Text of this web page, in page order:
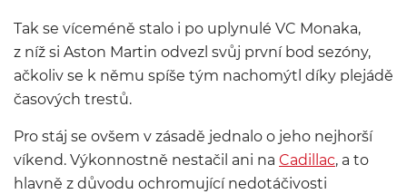
Tak se víceméně stalo i po uplynulé VC Monaka,
z níž si Aston Martin odvezl svůj první bod sezóny,
ačkoliv se k němu spíše tým nachomýtl díky plejádě
časových trestů.
Pro stáj se ovšem v zásadě jednalo o jeho nejhorší
víkend. Výkonnostně nestačil ani na Cadillac, a to
hlavně z důvodu ochromující nedotáčivosti